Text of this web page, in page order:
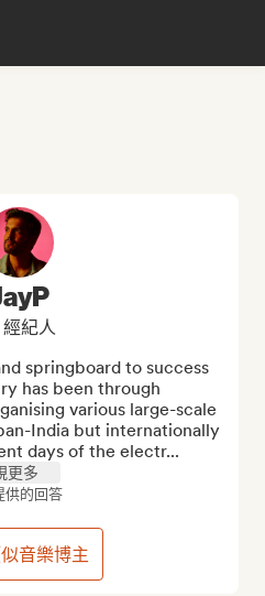
紀人
springboard to success
has been through
various large-scale
India but internationally
days of the electr...
更多
供的回答
音樂博主